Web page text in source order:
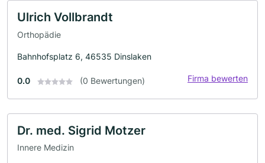
Ulrich Vollbrandt
Orthopädie
Bahnhofsplatz 6, 46535 Dinslaken
0.0 (0 Bewertungen) Firma bewerten
Dr. med. Sigrid Motzer
Innere Medizin